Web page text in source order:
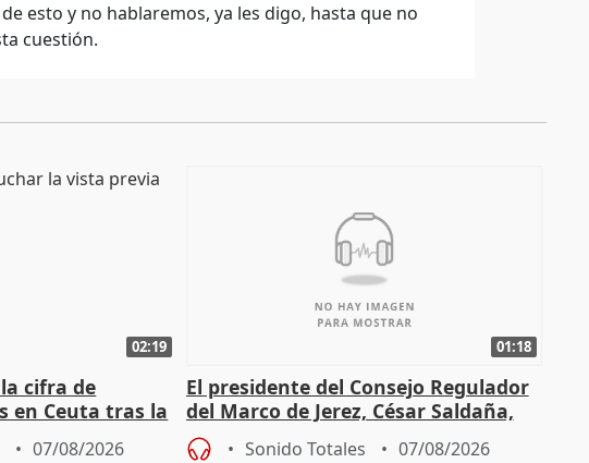
esto y no hablaremos, ya les digo, hasta que no
cuestión.
02:19
cifra de
en Ceuta tras la
07/08/2026
01:18
El presidente del Consejo Regulador
del Marco de Jerez, César Saldaña,
sobre exportaciones
Sonido Totales 07/08/2026